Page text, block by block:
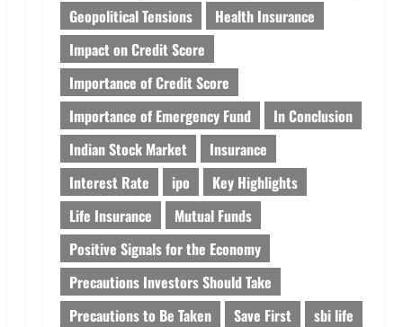
Geopolitical Tensions
Health Insurance
Impact on Credit Score
Importance of Credit Score
Importance of Emergency Fund
In Conclusion
Indian Stock Market
Insurance
Interest Rate
ipo
Key Highlights
Life Insurance
Mutual Funds
Positive Signals for the Economy
Precautions Investors Should Take
Precautions to Be Taken
Save First
sbi life